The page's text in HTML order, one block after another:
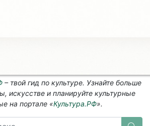
– твой гид по культуре. Узнайте больше
искусстве и планируйте культурные
на портале «Культура.РФ».